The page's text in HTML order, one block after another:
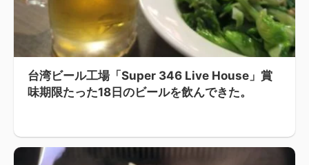
台湾ビール工場「Super 346 Live House」賞
味期限たった18日のビールを飲んできた。